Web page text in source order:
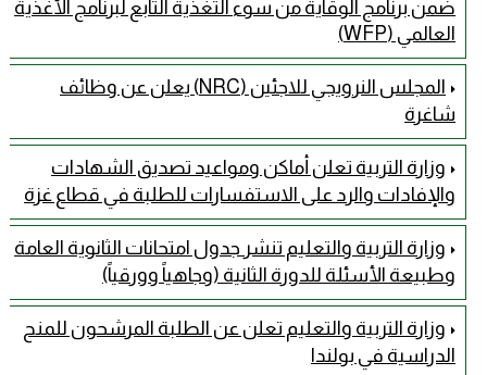
ضمن برنامج الوقاية من سوء التغذية التابع لبرنامج الأغذية
العالمي (WFP)
المجلس النرويجي للاجئين (NRC) يعلن عن وظائف
شاغرة
وزارة التربية تعلن أماكن ومواعيد تصديق الشهادات
والإفادات والرد على الاستفسارات للطلبة في قطاع غزة
وزارة التربية والتعليم تنشر جدول امتحانات الثانوية العامة
وطبيعة الأسئلة للدورة الثانية (وجاهياً وورقياً)
وزارة التربية والتعليم تعلن عن الطلبة المرشحون للمنح
الدراسية في بولندا